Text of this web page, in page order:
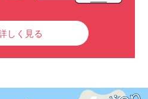
しく見る